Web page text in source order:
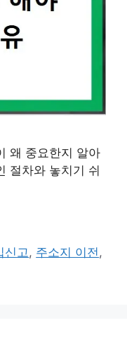
왜 중요한지 알아
절차와 놓치기 쉬
신고, 주소지 이전,